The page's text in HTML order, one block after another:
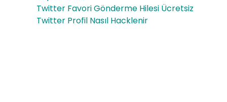
sı
Twitter Favori Gönderme Hilesi Ücretsiz
Twitter Profil Nasıl Hacklenir